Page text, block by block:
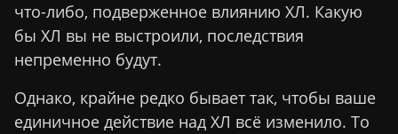
что-либо, подверженное влиянию ХЛ. Какую
бы ХЛ вы не выстроили, последствия
непременно будут.
Однако, крайне редко бывает так, чтобы ваше
единичное действие над ХЛ всё изменило. То